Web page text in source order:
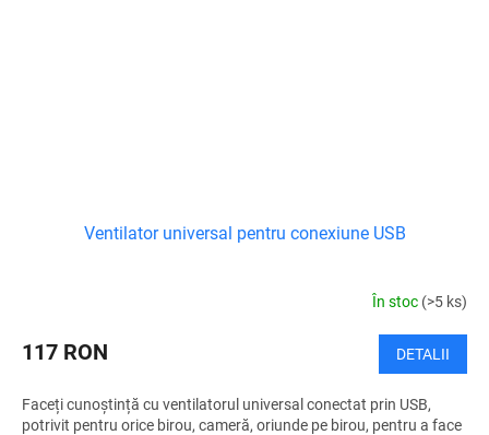
Ventilator universal pentru conexiune USB
În stoc (>5 ks)
117 RON DETALII
Faceți cunoștință cu ventilatorul universal conectat prin USB,
potrivit pentru orice birou, cameră, oriunde pe birou, pentru a face